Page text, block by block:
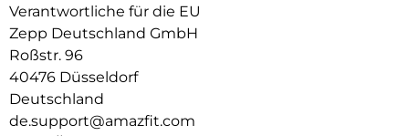
Zielorientiertes Training.
Strukturierte Trainingspläne begleiten jede Phase Ihres
Trainingszyklus. Von Halbmarathons über Intervall-Läufe bis
hin zu integriertem Krafttraining – jede Einheit hilft Ihnen,
Ausdauer, Kraft und Regeneration in Einklang zu bringen und
gleichzeitig Ihre Trainingsstrategie langfristig zielgerichteter
und bewusster zu gestalten.
Verantwortliche für die EU
Zepp Deutschland GmbH
Roßstr. 96
40476 Düsseldorf
Deutschland
de.support@amazfit.com